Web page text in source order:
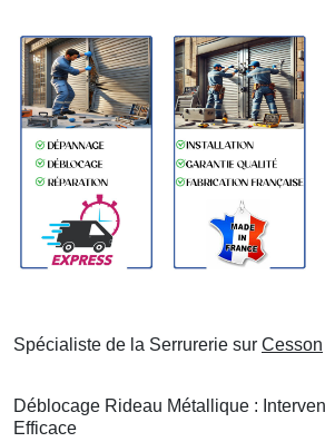
Spécialiste de la Serrurerie sur Cesson
Déblocage Rideau Métallique :
Efficace